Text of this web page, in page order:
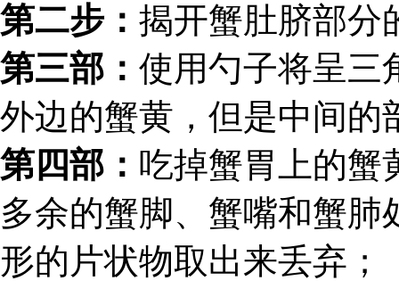
第二步： 揭开蟹肚脐部分
第三部： 使用勺子将呈三
外边的蟹黄，但是中间的
第四部： 吃掉蟹胃上的蟹
多余的蟹脚、蟹嘴和蟹
形的片状物取出来丢弃；